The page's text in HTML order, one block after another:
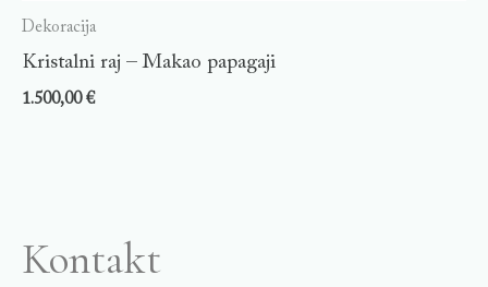
Dekoracija
Kristalni raj – Makao papagaji
1.500,00€
Kontakt